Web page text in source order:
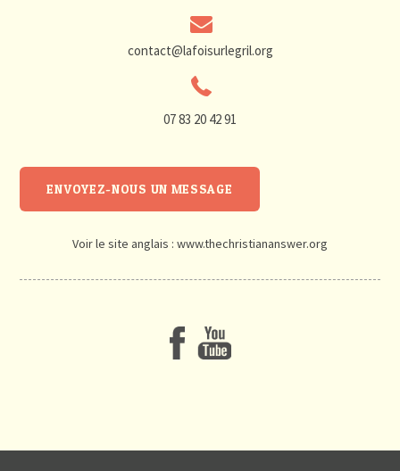
contact@lafoisurlegril.org
07 83 20 42 91
ENVOYEZ-NOUS UN MESSAGE
Voir le site anglais : www.thechristiananswer.org